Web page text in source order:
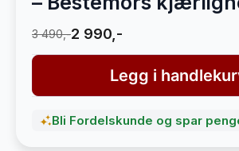
3 490,-2 990,-
Legg i
Bli Fordelskunde og spar